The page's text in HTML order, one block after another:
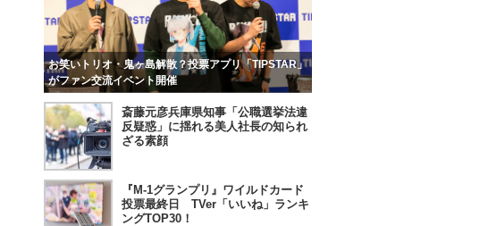
お笑いトリオ・鬼ヶ島解散？投票アプリ「TIPSTAR」
がファン交流イベント開催
斎藤元彦兵庫県知事「公職選挙法違
反疑惑」に揺れる美人社長の知られ
ざる素顔
『M-1グランプリ』ワイルドカード
投票最終日 TVer「いいね」ランキ
ングTOP30！